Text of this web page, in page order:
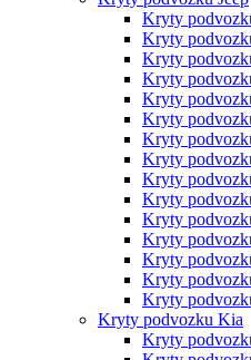
Kryty
Kryty
Kryty
Kryty
Kryty
Kryty
Kryty
Kryty
Kryty
Kryty
Kryty
Kryty
Kryty
Kryty
Kryty
Kryty podvozku Kia
Kryty